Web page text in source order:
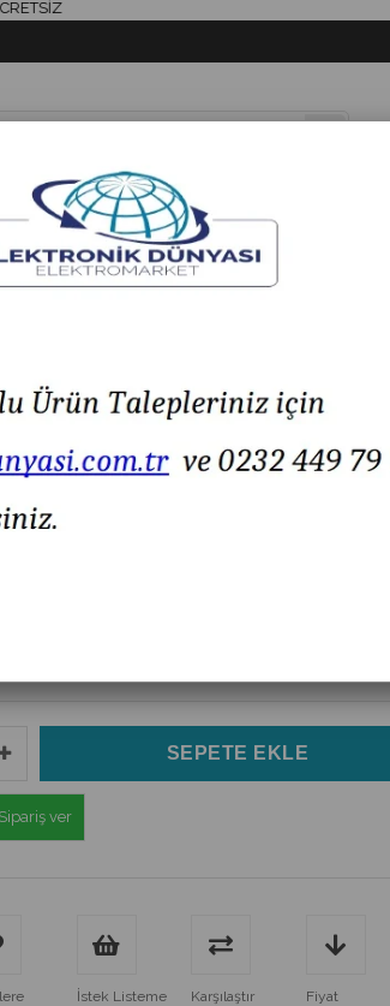
Buat Klemensi CH-224
ver
İstek Listeme
Karşılaştır
Fiyat